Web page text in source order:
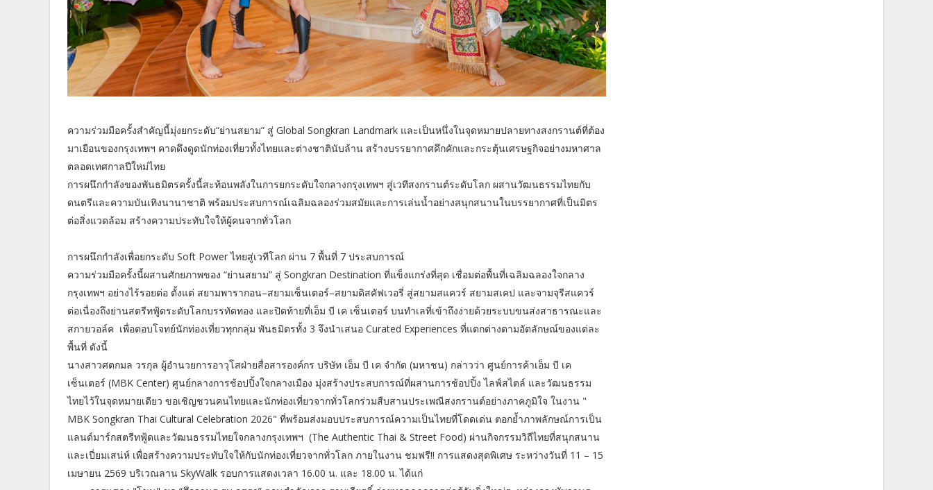
ความร่วมมือครั้งสำคัญนี้มุ่งยกระดับ“ย่านสยาม” สู่ Global Songkran Landmark และเป็นหนึ่งในจุดหมายปลายทางสงกรานต์ที่ต้อง
มาเยือนของกรุงเทพฯ คาดดึงดูดนักท่องเที่ยวทั้งไทยและต่างชาตินับล้าน สร้างบรรยากาศคึกคักและกระตุ้นเศรษฐกิจอย่างมหาศาล
ตลอดเทศกาลปีใหม่ไทย
การผนึกกำลังของพันธมิตรครั้งนี้สะท้อนพลังในการยกระดับใจกลางกรุงเทพฯ สู่เวทีสงกรานต์ระดับโลก ผสานวัฒนธรรมไทยกับ
ดนตรีและความบันเทิงนานาชาติ พร้อมประสบการณ์เฉลิมฉลองร่วมสมัยและการเล่นน้ำอย่างสนุกสนานในบรรยากาศที่เป็นมิตร
ต่อสิ่งแวดล้อม สร้างความประทับใจให้ผู้คนจากทั่วโลก
การผนึกกำลังเพื่อยกระดับ Soft Power ไทยสู่เวทีโลก ผ่าน 7 พื้นที่ 7 ประสบการณ์
ความร่วมมือครั้งนี้ผสานศักยภาพของ “ย่านสยาม” สู่ Songkran Destination ที่แข็งแกร่งที่สุด เชื่อมต่อพื้นที่เฉลิมฉลองใจกลาง
กรุงเทพฯ อย่างไร้รอยต่อ ตั้งแต่ สยามพารากอน–สยามเซ็นเตอร์–สยามดิสคัฟเวอรี่ สู่สยามสแควร์ สยามสเคป และจามจุรีสแควร์
ต่อเนื่องถึงย่านสตรีทฟู้ดระดับโลกบรรทัดทอง และปิดท้ายที่เอ็ม บี เค เซ็นเตอร์ บนทำเลที่เข้าถึงง่ายด้วยระบบขนส่งสาธารณะและ
สกายวอล์ค เพื่อตอบโจทย์นักท่องเที่ยวทุกกลุ่ม พันธมิตรทั้ง 3 จึงนำเสนอ Curated Experiences ที่แตกต่างตามอัตลักษณ์ของแต่ละ
พื้นที่ ดังนี้
นางสาวศตกมล วรกุล ผู้อำนวยการอาวุโสฝ่ายสื่อสารองค์กร บริษัท เอ็ม บี เค จำกัด (มหาชน) กล่าวว่า ศูนย์การค้าเอ็ม บี เค
เซ็นเตอร์ (MBK Center) ศูนย์กลางการช้อปปิ้งใจกลางเมือง มุ่งสร้างประสบการณ์ที่ผสานการช้อปปิ้ง ไลฟ์สไตล์ และวัฒนธรรม
ไทยไว้ในจุดหมายเดียว ขอเชิญชวนคนไทยและนักท่องเที่ยวจากทั่วโลกร่วมสืบสานประเพณีสงกรานต์อย่างภาคภูมิใจ ในงาน "
MBK Songkran Thai Cultural Celebration 2026" ที่พร้อมส่งมอบประสบการณ์ความเป็นไทยที่โดดเด่น ตอกย้ำภาพลักษณ์การเป็น
แลนด์มาร์กสตรีทฟู้ดและวัฒนธรรมไทยใจกลางกรุงเทพฯ (The Authentic Thai & Street Food) ผ่านกิจกรรมวิถีไทยที่สนุกสนาน
และเปี่ยมเสน่ห์ เพื่อสร้างความประทับใจให้กับนักท่องเที่ยวจากทั่วโลก ภายในงาน ชมฟรี!! การแสดงสุดพิเศษ ระหว่างวันที่ 11 – 15
เมษายน 2569 บริเวณลาน SkyWalk รอบการแสดงเวลา 16.00 น. และ 18.00 น. ได้แก่